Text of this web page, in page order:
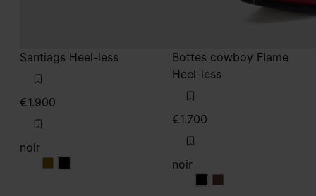
Santiags Heel-less
€1.900
noir
noirnoir
Bottes cowboy Flame
Heel-less
€1.700
noir
noirnoir